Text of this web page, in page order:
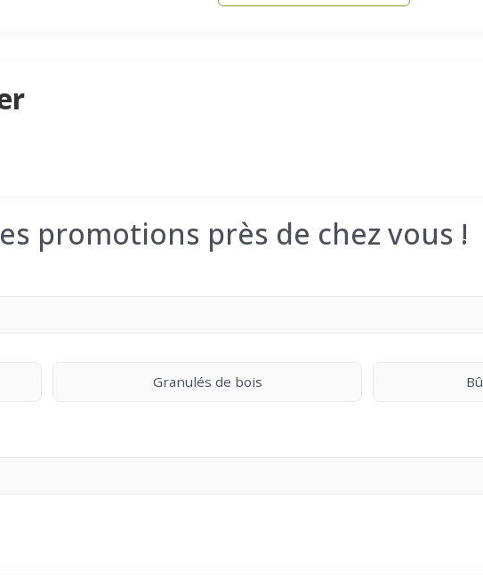
promotions près de chez vous !
Granulés de bois